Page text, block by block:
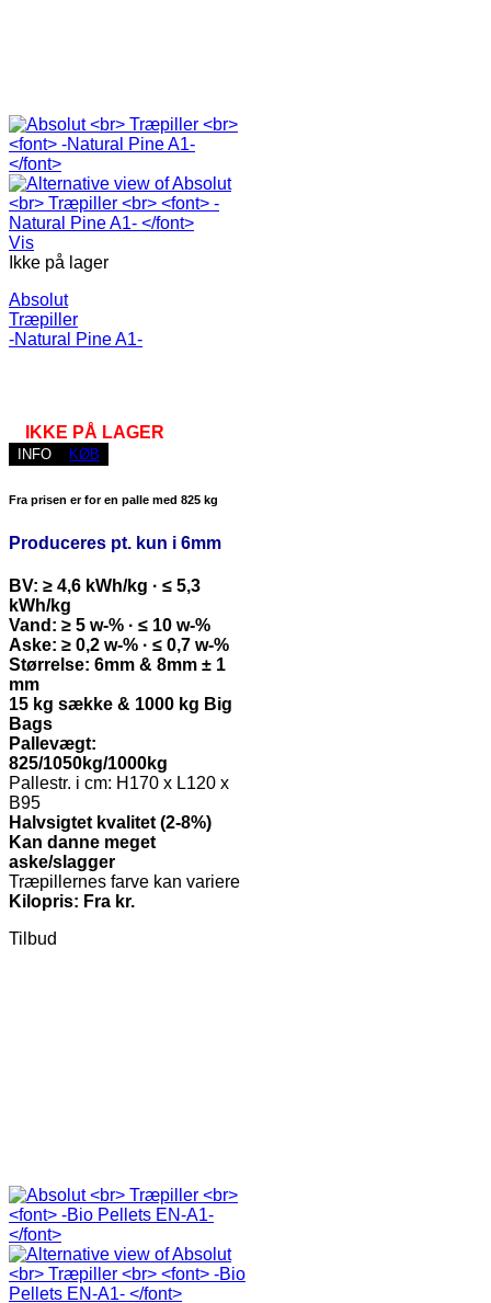
Vis
Ikke på lager
Absolut
Træpiller
-Natural Pine A1-
IKKE PÅ LAGER
INFO KØB
Fra prisen er for en palle med 825 kg
Produceres pt. kun i 6mm
BV: ≥ 4,6 kWh/kg · ≤ 5,3
kWh/kg
Vand: ≥ 5 w-% · ≤ 10 w-%
Aske: ≥ 0,2 w-% · ≤ 0,7 w-%
Størrelse: 6mm & 8mm ± 1
mm
15 kg sække & 1000 kg Big
Bags
Pallevægt:
825/1050kg/1000kg
Pallestr. i cm: H170 x L120 x
B95
Halvsigtet kvalitet (2-8%)
Kan danne meget
aske/slagger
Træpillernes farve kan variere
Kilopris: Fra kr.
Tilbud